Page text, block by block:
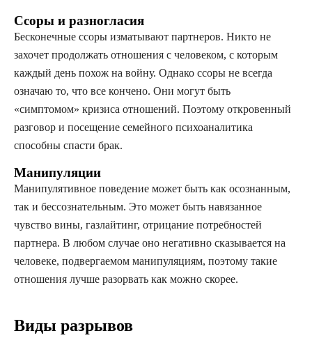
Ссоры и разногласия
Бесконечные ссоры изматывают партнеров. Никто не
захочет продолжать отношения с человеком, с которым
каждый день похож на войну. Однако ссоры не всегда
означаю то, что все кончено. Они могут быть
«симптомом» кризиса отношений. Поэтому откровенный
разговор и посещение семейного психоаналитика
способны спасти брак.
Манипуляции
Манипулятивное поведение может быть как осознанным,
так и бессознательным. Это может быть навязанное
чувство вины, газлайтинг, отрицание потребностей
партнера. В любом случае оно негативно сказывается на
человеке, подвергаемом манипуляциям, поэтому такие
отношения лучше разорвать как можно скорее.
Виды разрывов